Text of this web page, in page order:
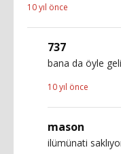
10 yıl önce
737
bana da öyle
10 yıl önce
mason
ilümünati